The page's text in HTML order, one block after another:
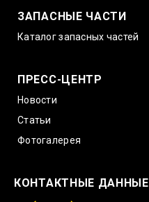
ЗАПАСНЫЕ ЧАСТИ
Каталог запасных частей
ПРЕСС-ЦЕНТР
Новости
Статьи
Фотогалерея
КОНТАКТНЫЕ ДАННЫЕ